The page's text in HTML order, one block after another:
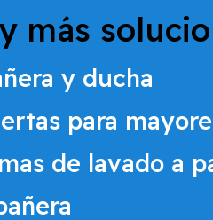
más
y ducha
para
de lavado a